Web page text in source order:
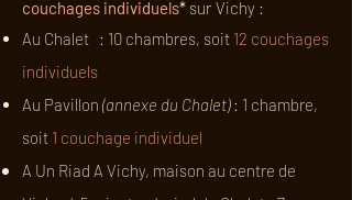
couchages individuels* sur Vichy :
Au Chalet : 10 chambres, soit 12 couchages
individuels
Au Pavillon (annexe du Chalet): 1 chambre,
soit 1 couchage individuel
A Un Riad A Vichy, maison au centre de